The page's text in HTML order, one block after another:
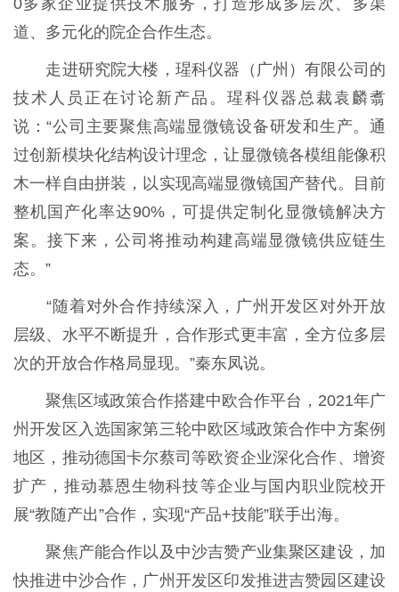
道、多元化的院企合作生态。
走进研究院大楼，瑆科仪器（广州）有限公司的
技术人员正在讨论新产品。瑆科仪器总裁袁麟翥
说：“公司主要聚焦高端显微镜设备研发和生产。通
过创新模块化结构设计理念，让显微镜各模组能像积
木一样自由拼装，以实现高端显微镜国产替代。目前
整机国产化率达90%，可提供定制化显微镜解决方
案。接下来，公司将推动构建高端显微镜供应链生
态。”
“随着对外合作持续深入，广州开发区对外开放
层级、水平不断提升，合作形式更丰富，全方位多层
次的开放合作格局显现。”秦东凤说。
聚焦区域政策合作搭建中欧合作平台，2021年广
州开发区入选国家第三轮中欧区域政策合作中方案例
地区，推动德国卡尔蔡司等欧资企业深化合作、增资
扩产，推动慕恩生物科技等企业与国内职业院校开
展“教随产出”合作，实现“产品+技能”联手出海。
聚焦产能合作以及中沙吉赞产业集聚区建设，加
快推进中沙合作，广州开发区印发推进吉赞园区建设